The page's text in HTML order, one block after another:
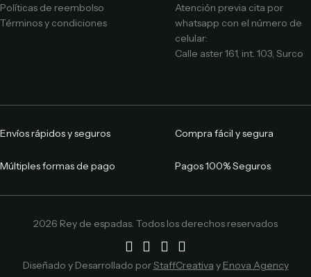
Políticas de reembolso
Términos y condiciones
Atención previa cita por
whatsapp con el número de
celular:
Calle aster 161, int. 103, Surco
Envíos rápidos y seguros Compra fácil y segura
Múltiples formas de pago Pagos 100% Seguros
2026 Rey de espadas. Todos los derechos reservados
Diseñado y Desarrollado porStaffCreativa y Enova Agency